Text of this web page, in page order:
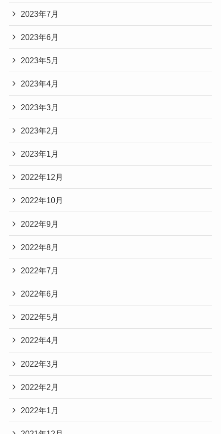
2023年7月
2023年6月
2023年5月
2023年4月
2023年3月
2023年2月
2023年1月
2022年12月
2022年10月
2022年9月
2022年8月
2022年7月
2022年6月
2022年5月
2022年4月
2022年3月
2022年2月
2022年1月